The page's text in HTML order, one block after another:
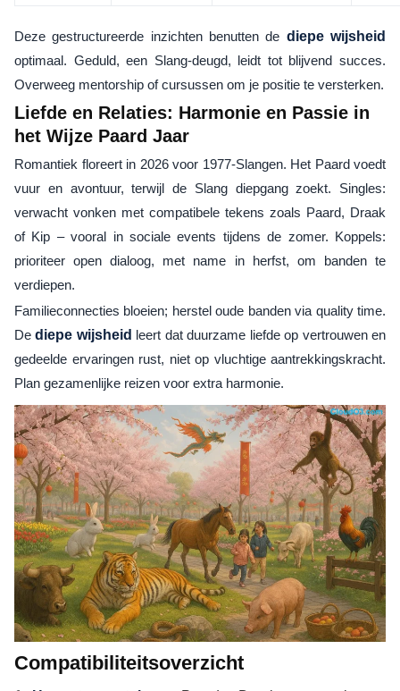
Deze gestructureerde inzichten benutten de diepe wijsheid
optimaal. Geduld, een Slang-deugd, leidt tot blijvend succes.
Overweeg mentorship of cursussen om je positie te versterken.
Liefde en Relaties: Harmonie en Passie in
het Wijze Paard Jaar
Romantiek floreert in 2026 voor 1977-Slangen. Het Paard voedt
vuur en avontuur, terwijl de Slang diepgang zoekt. Singles:
verwacht vonken met compatibele tekens zoals Paard, Draak
of Kip – vooral in sociale events tijdens de zomer. Koppels:
prioriteer open dialoog, met name in herfst, om banden te
verdiepen.
Familieconnecties bloeien; herstel oude banden via quality time.
Dediepe wijsheid leert dat duurzame liefde op vertrouwen en
gedeelde ervaringen rust, niet op vluchtige aantrekkingskracht.
Plan gezamenlijke reizen voor extra harmonie.
Compatibiliteitsoverzicht